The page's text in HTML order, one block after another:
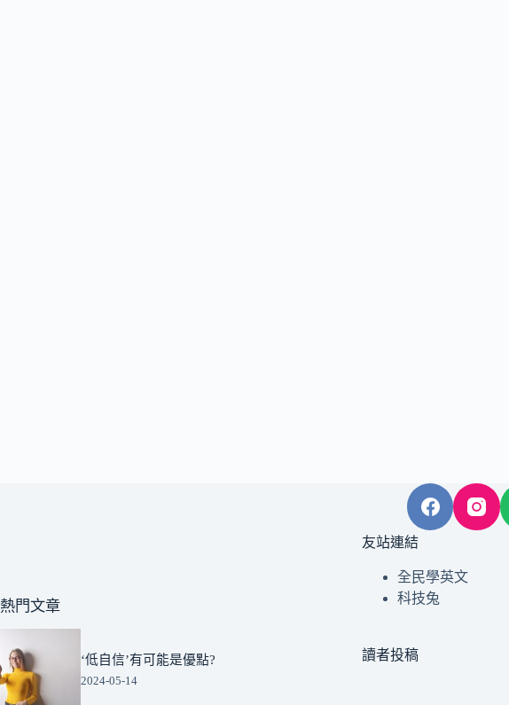
熱門文章
‘低自信’有可能是優點?
2024-05-14
友站連結
全民學英文
科技兔
讀者投稿